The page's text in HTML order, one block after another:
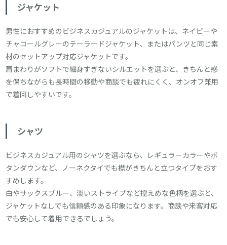
ジャケット
男性におすすめのビジネスカジュアルのジャケットは、ネイビーや
チャコールグレーのテーラードジャケット、またはパンツと同じ素
材のセットアップ対応ジャケットです。
肩まわりがソフトで細身すぎないシルエットを選ぶと、きちんと感
を保ちながらも長時間の移動や商談でも疲れにくく、オンオフ兼用
で着回しやすいです。
シャツ
ビジネスカジュアル用のシャツを選ぶなら、レギュラーカラーやボ
タンダウンなど、ノーネクタイでも襟がきちんと立つタイプをおす
すめします。
白やサックスブルー、淡いストライプなど控えめな色柄を選ぶと、
ジャケットなしでも信頼感のある印象になります。商談や来客対応
でも安心して着用できるでしょう。